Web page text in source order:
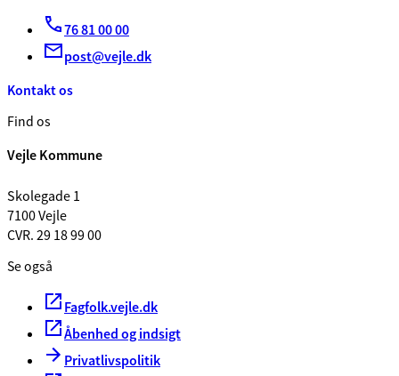
76 81 00 00
post@vejle.dk
Kontakt os
Find os
Vejle Kommune
Skolegade 1
7100 Vejle
CVR. 29 18 99 00
Se også
Fagfolk.vejle.dk
Åbenhed og indsigt
Privatlivspolitik